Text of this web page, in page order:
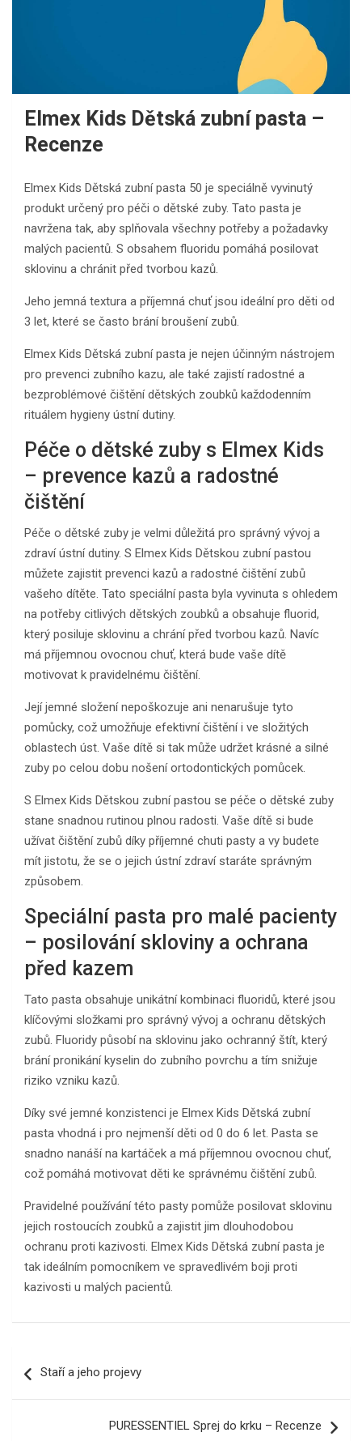
Elmex Kids Dětská zubní pasta –
Recenze
Elmex Kids Dětská zubní pasta 50 je speciálně vyvinutý
produkt určený pro péči o dětské zuby. Tato pasta je
navržena tak, aby splňovala všechny potřeby a požadavky
malých pacientů. S obsahem fluoridu pomáhá posilovat
sklovinu a chránit před tvorbou kazů.
Jeho jemná textura a příjemná chuť jsou ideální pro děti od
3 let, které se často brání broušení zubů.
Elmex Kids Dětská zubní pasta je nejen účinným nástrojem
pro prevenci zubního kazu, ale také zajistí radostné a
bezproblémové čištění dětských zoubků každodenním
rituálem hygieny ústní dutiny.
Péče o dětské zuby s Elmex Kids
– prevence kazů a radostné
čištění
Péče o dětské zuby je velmi důležitá pro správný vývoj a
zdraví ústní dutiny. S Elmex Kids Dětskou zubní pastou
můžete zajistit prevenci kazů a radostné čištění zubů
vašeho dítěte. Tato speciální pasta byla vyvinuta s ohledem
na potřeby citlivých dětských zoubků a obsahuje fluorid,
který posiluje sklovinu a chrání před tvorbou kazů. Navíc
má příjemnou ovocnou chuť, která bude vaše dítě
motivovat k pravidelnému čištění.
Její jemné složení nepoškozuje ani nenarušuje tyto
pomůcky, což umožňuje efektivní čištění i ve složitých
oblastech úst. Vaše dítě si tak může udržet krásné a silné
zuby po celou dobu nošení ortodontických pomůcek.
S Elmex Kids Dětskou zubní pastou se péče o dětské zuby
stane snadnou rutinou plnou radosti. Vaše dítě si bude
užívat čištění zubů díky příjemné chuti pasty a vy budete
mít jistotu, že se o jejich ústní zdraví staráte správným
způsobem.
Speciální pasta pro malé pacienty
– posilování skloviny a ochrana
před kazem
Tato pasta obsahuje unikátní kombinaci fluoridů, které jsou
klíčovými složkami pro správný vývoj a ochranu dětských
zubů. Fluoridy působí na sklovinu jako ochranný štít, který
brání pronikání kyselin do zubního povrchu a tím snižuje
riziko vzniku kazů.
Díky své jemné konzistenci je Elmex Kids Dětská zubní
pasta vhodná i pro nejmenší děti od 0 do 6 let. Pasta se
snadno nanáší na kartáček a má příjemnou ovocnou chuť,
což pomáhá motivovat děti ke správnému čištění zubů.
Pravidelné používání této pasty pomůže posilovat sklovinu
jejich rostoucích zoubků a zajistit jim dlouhodobou
ochranu proti kazivosti. Elmex Kids Dětská zubní pasta je
tak ideálním pomocníkem ve spravedlivém boji proti
kazivosti u malých pacientů.
proStaří a jeho projevy
PURESSENTIEL Sprej do krku – Recenze